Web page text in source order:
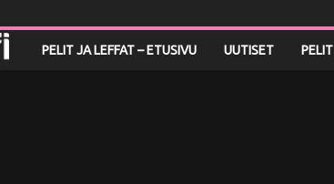
PELIT JA LEFFAT – ETUSIVU UUTISET PELIT